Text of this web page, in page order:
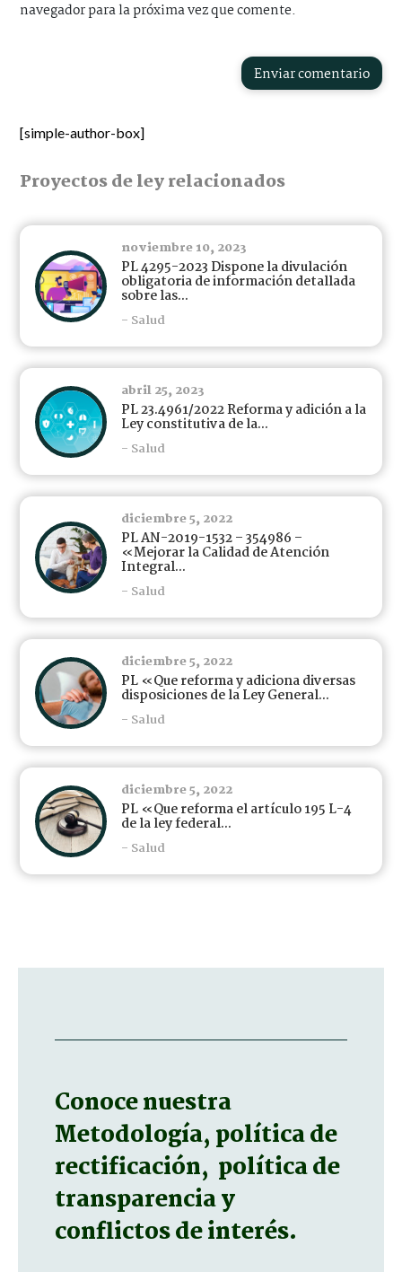
navegador para la próxima vez que comente.
Enviar comentario
[simple-author-box]
Proyectos de ley relacionados
noviembre 10, 2023
PL 4295-2023 Dispone la divulación
obligatoria de información detallada
sobre las...
- Salud
abril 25, 2023
PL 23.4961/2022 Reforma y adición a la
Ley constitutiva de la...
- Salud
diciembre 5, 2022
PL AN-2019-1532 – 354986 –
«Mejorar la Calidad de Atención
Integral...
- Salud
diciembre 5, 2022
PL «Que reforma y adiciona diversas
disposiciones de la Ley General...
- Salud
diciembre 5, 2022
PL «Que reforma el artículo 195 L-4
de la ley federal...
- Salud
Conoce nuestra
Metodología, política de
rectificación, política de
transparencia y
conflictos de interés.